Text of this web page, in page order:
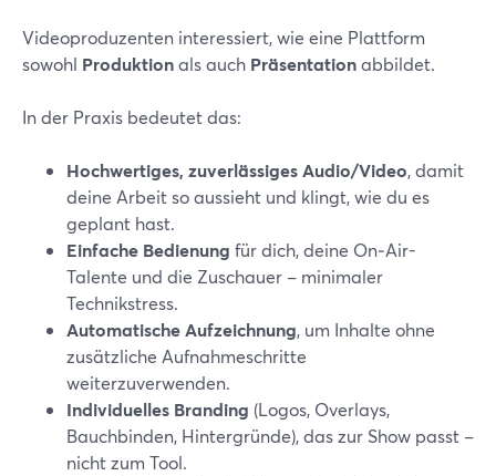
Videoproduzenten interessiert, wie eine Plattform
sowohl Produktionals auch Präsentationabbildet.
In der Praxis bedeutet das:
Hochwertiges, zuverlässiges Audio/Video, damit
deine Arbeit so aussieht und klingt, wie du es
geplant hast.
Einfache Bedienung für dich, deine On‑Air-
Talente und die Zuschauer – minimaler
Technikstress.
Automatische Aufzeichnung, um Inhalte ohne
zusätzliche Aufnahmeschritte
weiterzuverwenden.
Individuelles Branding (Logos, Overlays,
Bauchbinden, Hintergründe), das zur Show passt –
nicht zum Tool.